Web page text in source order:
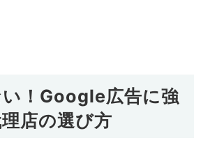
！Google広告に強
店の選び方